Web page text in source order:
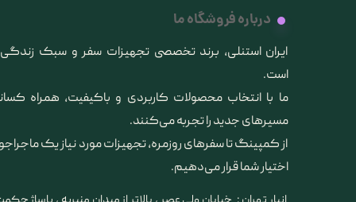
درباره فروشگاه ما
​ایران استنلی، برند تخصصی تجهیزات سفر و سبک
است.
ما با انتخاب محصولات کاربردی و باکیفیت، همراه
مسیرهای جدید را تجربه می‌کنند.
از کمپینگ تا سفرهای روزمره، تجهیزات مورد نیاز یک
اختیار شما قرار می‌دهیم.